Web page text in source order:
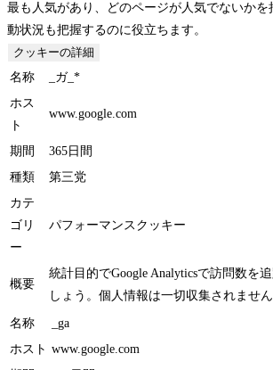
最も人気があり、どのページが人気でないかを
動状況も把握するのに役立ちます。
クッキーの詳細
名称
_ガ_*
ホス
ト
www.google.com
期間
365日間
種類
第三党
カテ
ゴリ
ー
パフォーマンスクッキー
概要
統計目的でGoogle Analyticsで訪問数を
しょう。個人情報は一切収集されません
名称
_ga
ホスト www.google.com